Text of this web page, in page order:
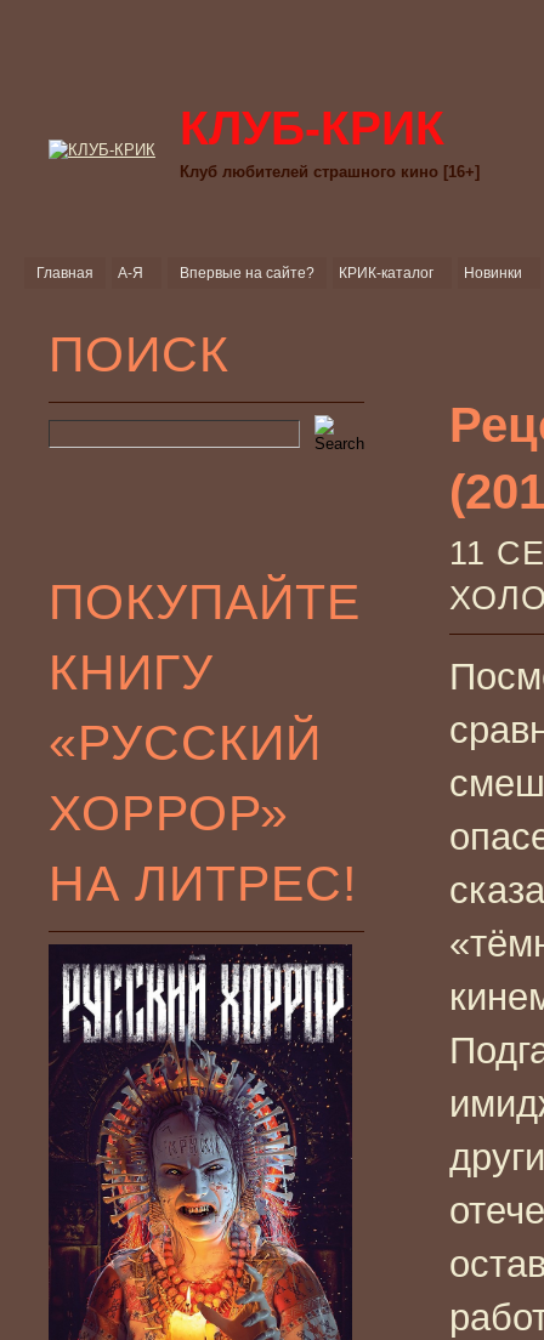
КЛУБ-КРИК
Клуб любителей страшного кино [16+]
Главная А-Я Впервые на сайте? КРИК-каталог Новинки
ПОИСК
ПОКУПАЙТЕ
КНИГУ
«РУССКИЙ
ХОРРОР»
НА ЛИТРЕС!
11